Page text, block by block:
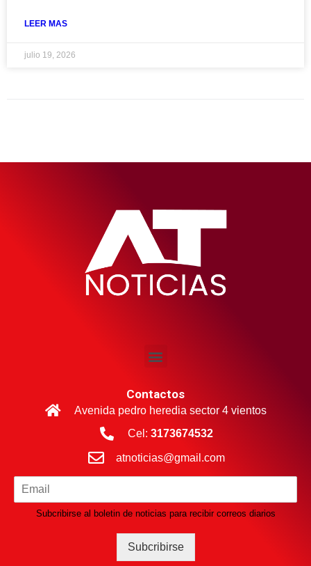
LEER MAS
julio 19, 2026
Contactos
Avenida pedro heredia sector 4 vientos
Cel: 3173674532
atnoticias@gmail.com
Subcribirse al boletin de noticias para recibir correos diarios
Subcribirse